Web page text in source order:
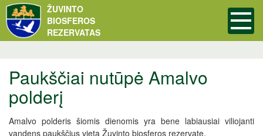
ŽUVINTO
BIOSFEROS
REZERVATAS
Paukščiai nutūpė Amalvo
polderį
Amalvo polderis šiomis dienomis yra bene labiausiai viliojanti
vandens paukščius vieta Žuvinto biosferos rezervate.